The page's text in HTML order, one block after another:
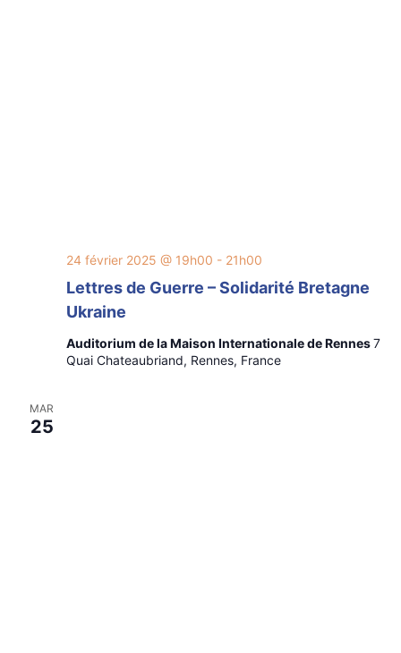
Lettres de Guerre – Solidarité Bretagne
Ukraine
24 février 2025 @ 19h00 - 21h00
Auditorium de la Maison Internationale de Rennes7
Quai Chateaubriand, Rennes, France
MAR
25